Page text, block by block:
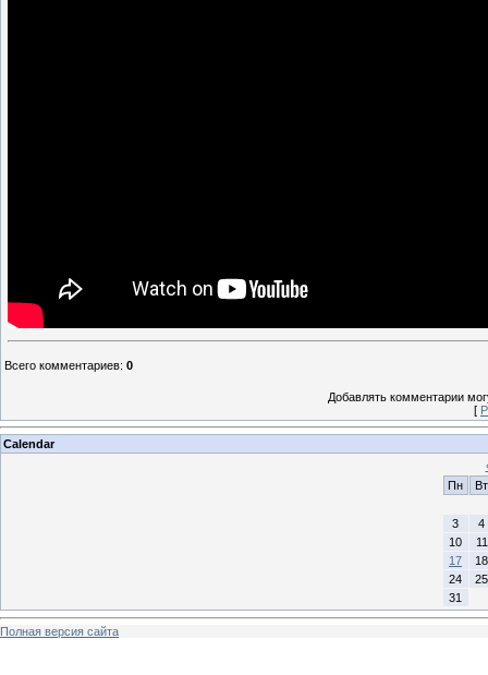
Всего комментариев: 0
Добавлять комментарии
[
Calendar
Пн
Вт
3
4
10
11
17
18
24
25
31
Полная версия сайта